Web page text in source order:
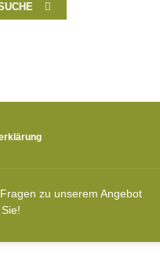
zu unserem Angebot